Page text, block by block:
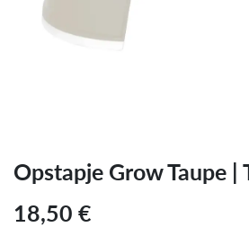
Opstapje Grow Taupe |
18,50 €